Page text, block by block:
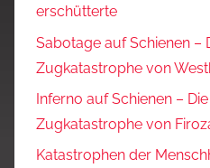
erschütterte
Sabotage auf Schienen –
Zugkatastrophe von
Inferno auf Schienen –
Zugkatastrophe von
Katastrophen der